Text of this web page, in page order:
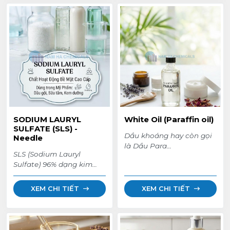
dầu gội, khăn ướt. Sẵn
kho Nam Hà Chemicals.
Datasheet Phenoxytol
(Phenoxyethanol) -
Clariant: http://bit.ly/2MXi4ge
Datasheet Phenochem -
Sharon
Laboratories: http://bit.ly/36FQwTB
Đầy đủ COA, giá sỉ tận
gốc, giao hàng toàn
quốc.
SODIUM LAURYL
SULFATE (SLS) -
Needle
SLS (Sodium Lauryl
Sulfate) 96% dạng kim
(Needle). Nguyên liệu tạo
bọt mạnh, ứng dụng
trong: Chất tẩy rửa công
rửa chén, kem đánh răng,
sản phẩm chăm sóc cá
XEM CHI TIẾT
White Oil (Paraffin oil)
Dầu khoáng hay còn gọi
là Dầu Para
khiết cao nhất và ổn định
chống lại quá trình oxy
hóa và tác hại của tia
hợp cho các ứng dụng
trong dược phẩm, mỹ
XEM CHI TIẾT